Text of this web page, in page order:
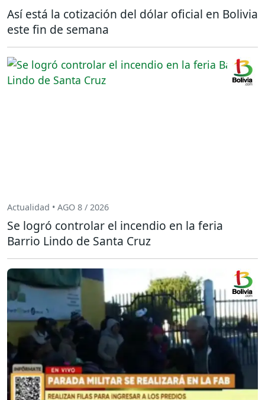
Así está la cotización del dólar oficial en Bolivia
este fin de semana
Actualidad • AGO 8 / 2026
Se logró controlar el incendio en la feria
Barrio Lindo de Santa Cruz